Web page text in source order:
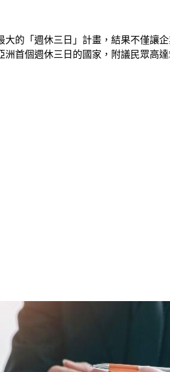
的「週休三日」計畫，結果不僅讓
首個週休三日的國家，附議民眾高達